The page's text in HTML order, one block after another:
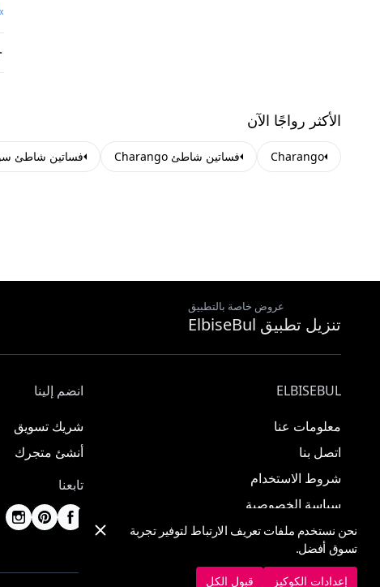
الأكثر رواجًا الآن
Charango فساتين شاطئ Charango فساتين شاطئ
عروض خاصة بالتطبيق
تنزيل تطبيق ElbiseBul
ELBISEBUL
معلومات عنا
اتصل بنا
شروط الاستخدام
سياسة الخصوصية
انضم إلينا
شريك تسويق
أنشئ متجرك
تابعنا
نحن نستخدم ملفات تعريف الارتباط لتوفير تجربة
تسوق أفضل.
إعدادات الكوكيز قبول الكل